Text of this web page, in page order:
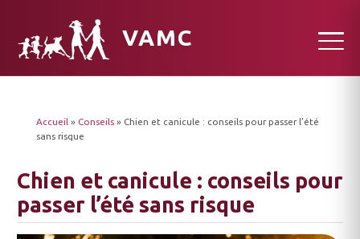
VAMC
Accueil » Conseils » Chien et canicule : conseils pour passer l’été
sans risque
Chien et canicule : conseils pour
passer l’été sans risque